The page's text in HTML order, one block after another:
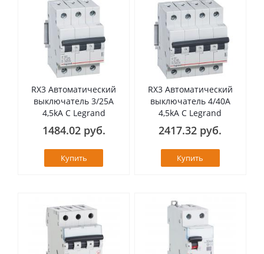
RX3 Автоматический
выключатель 3/25А
4,5kA C Legrand
1484.02 руб.
Купить
RX3 Автоматический
выключатель 4/40А
4,5kA C Legrand
2417.32 руб.
Купить